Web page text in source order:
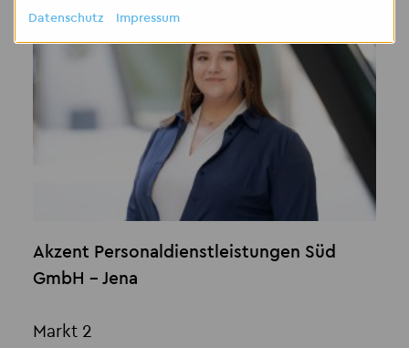
Akzent Personaldienstleistungen Süd
GmbH - Jena
Markt 2
Datenschutz Impressum